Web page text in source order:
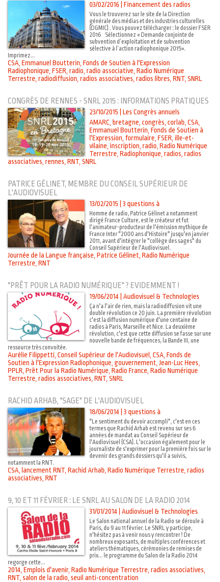
03/02/2016 |Financement des radios
Vous le trouverez sur le site de la Direction
générale des médias et des industries culturelles
(DGMIC) . Vous pouvez télécharger : le dossier FSER
2016 Sélectionnez « Demande conjointe de
subvention d’exploitation et de subvention
sélective à l’action radiophonique 2015».
Imprimez...
CSA Emmanuel Boutterin Fonds de Soutien à l'Expression
Radiophonique FSER radio radio associative Radio Numérique
Terrestre radiodiffusion radios associatives radios libres RNT SNRL
CONGRÈS DE RENNES - SNRL 2015 : INFORMATIONS PRATIQUES
23/10/2015 |Les Congrès annuels
AMARC ,bretagne ,congrès ,corlab ,CSA
Emmanuel Boutterin ,Fonds de Soutien à
l'Expression formulaire ,FSER ,ille-et-
vilaine ,inscription ,radio ,Radio Numérique
Terrestre ,Radiophonique ,radios ,radios
associatives rennes RNT SNRL
PATRICE GÉLINET, MEMBRE DU CONSEIL SUPÉRIEUR DE
L'AUDIOVISUEL
13/02/2015 |3 questions à
Homme de radio, Patrice Gélinet a notamment
dirigé France Culture, est le créateur et fut
l'animateur-producteur de l'émission mythique de
France Inter "2000 ans d'Histoire" jusqu'en janvier
2011, avant d'intégrer le "collège des sages" du
Conseil Supérieur de l'Audiovisuel.
Journée de la Langue française Patrice Gélinet Radio Numérique
Terrestre RNT
"PRÊT POUR LA RADIO NUMÉRIQUE" ? EVIDEMMENT !
19/06/2014 |Audiovisuel & Technologies
Ça n'a l'air de rien, mais la radiodiffusion vit une
double révolution ce 20 juin. La première révolution
c'est la diffusion numérique d'une centaine de
radios à Paris, Marseille et Nice. La deuxième
révolution, c'est que cette diffusion se fasse sur une
nouvelle bande de fréquences, la Bande III, une
ressource très convoitée.
Aurélie Filippetti Conseil Supérieur de l'Audiovisuel CSA Fonds de
Soutien à l'Expression Radiophonique gouvernement Jean-Luc Hees
PPLR Prêt Pour la Radio Numérique Radio France Radio Numérique
Terrestre radios associatives RNT SNRL
RACHID ARHAB, "SAGE" DE L'AUDIOVISUEL
18/06/2014 |3 questions à
"Le sentiment du devoir accompli", c'est en ces
termes que Rachid Arhab est revenu sur ses 6
années de mandat au Conseil Supérieur de
l'Audiovisuel (CSA). L'occasion également pour le
journaliste de s'exprimer pour la première fois sur le
devenir des grands dossiers qu'il a suivis,
notamment la RNT.
CSA lancement RNT Rachid Arhab Radio Numérique Terrestre radios
associatives RNT
9, 10 ET 11 FÉVRIER : LE SNRL AU SALON DE LA RADIO 2014
31/01/2014 |Audiovisuel & Technologies
Le Salon national annuel de la Radio se déroule à
Paris, du 9 au 11 février. Le SNRL y participe,
n'hésitez pas à venir nous y rencontrer ! De
nombreux exposants, de multiples conférences et
ateliers thématiques, cérémonies de remises de
prix... le programme du Salon de la Radio 2014
regorge cette...
2014 Emplois d'avenir, Radio Numérique Terrestre radios associatives
RNT salon de la radio seuil anti-concentration